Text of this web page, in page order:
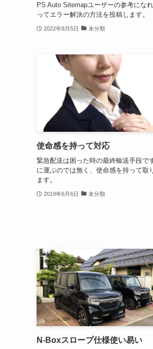
PS Auto Sitemapユーザーの参考にな
ってエラー解決の方法を投稿します。
2022年8月5日 未分類
使命感を持って対応
緊急配送は困った時の最終輸送手段で
に運ぶのでは無く、使命感を持って取
ます。
2019年6月6日 未分類
N-Boxスロープ仕様使い易い